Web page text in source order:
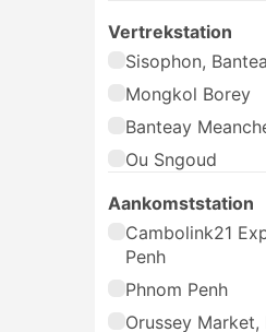
Vertrekstation
Sisophon,
Mongkol Borey
Banteay
Ou Sngoud
Aankomststation
Cambolink21
Penh
Phnom Penh
Orussey Market,